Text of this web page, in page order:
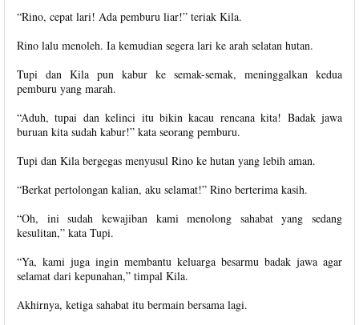
“Rino, cepat lari! Ada pemburu liar!” teriak Kila.
Rino lalu menoleh. Ia kemudian segera lari ke arah selatan hutan.
Tupi dan Kila pun kabur ke semak-semak, meninggalkan kedua
pemburu yang marah.
“Aduh, tupai dan kelinci itu bikin kacau rencana kita! Badak jawa
buruan kita sudah kabur!” kata seorang pemburu.
Tupi dan Kila bergegas menyusul Rino ke hutan yang lebih aman.
“Berkat pertolongan kalian, aku selamat!” Rino berterima kasih.
“Oh, ini sudah kewajiban kami menolong sahabat yang sedang
kesulitan,” kata Tupi.
“Ya, kami juga ingin membantu keluarga besarmu badak jawa agar
selamat dari kepunahan,” timpal Kila.
Akhirnya, ketiga sahabat itu bermain bersama lagi.